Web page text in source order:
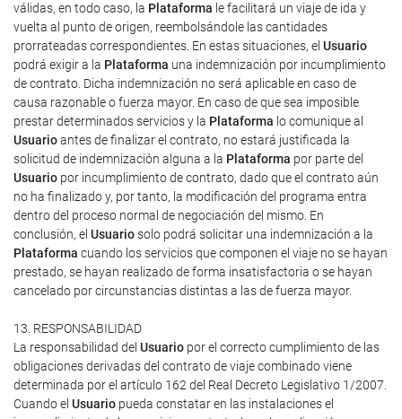
válidas, en todo caso, la Plataforma le facilitará un viaje de ida y
vuelta al punto de origen, reembolsándole las cantidades
prorrateadas correspondientes. En estas situaciones, el Usuario
podrá exigir a la Plataforma una indemnización por incumplimiento
de contrato. Dicha indemnización no será aplicable en caso de
causa razonable o fuerza mayor. En caso de que sea imposible
prestar determinados servicios y la Plataforma lo comunique al
Usuarioantes de finalizar el contrato, no estará justificada la
solicitud de indemnización alguna a la Plataforma por parte del
Usuario por incumplimiento de contrato, dado que el contrato aún
no ha finalizado y, por tanto, la modificación del programa entra
dentro del proceso normal de negociación del mismo. En
conclusión, el Usuariosolo podrá solicitar una indemnización a la
Plataforma cuando los servicios que componen el viaje no se hayan
prestado, se hayan realizado de forma insatisfactoria o se hayan
cancelado por circunstancias distintas a las de fuerza mayor.
13. RESPONSABILIDAD
La responsabilidad del Usuario por el correcto cumplimiento de las
obligaciones derivadas del contrato de viaje combinado viene
determinada por el artículo 162 del Real Decreto Legislativo 1/2007.
Cuando el Usuario pueda constatar en las instalaciones el